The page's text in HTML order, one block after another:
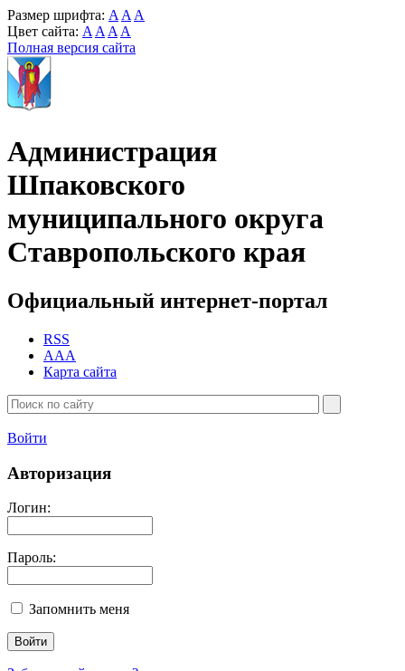
Размер шрифта: A A A
Цвет сайта: A A A A
Полная версия сайта
Администрация
Шпаковского
муниципального округа
Ставропольского края
Официальный интернет-портал
RSS
AAA
Карта сайта
Войти
Авторизация
Логин:
Пароль:
Запомнить меня